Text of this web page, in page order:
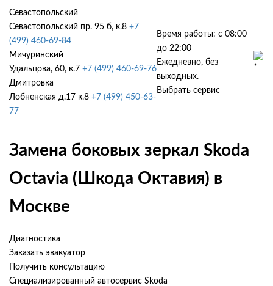
Севастопольский
Севастопольский пр. 95 б, к.8 +7
(499) 460-69-84
Мичуринский
Удальцова, 60, к.7 +7 (499) 460-69-76
Дмитровка
Лобненская д.17 к.8 +7 (499) 450-63-
77
Время работы: с 08:00
до 22:00
Ежедневно, без
выходных.
Выбрать сервис
Замена боковых зеркал Skoda
Octavia (Шкода Октавия) в
Москве
Диагностика
Заказать эвакуатор
Получить консультацию
Специализированный автосервис Skoda